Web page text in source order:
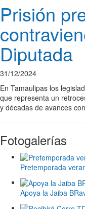
Prisión
Diputada
31/12/2024
En Tamaulipas los
que representa un
y décadas de avances
Fotogalerías
Pretemporada
Apoya la Jaiba